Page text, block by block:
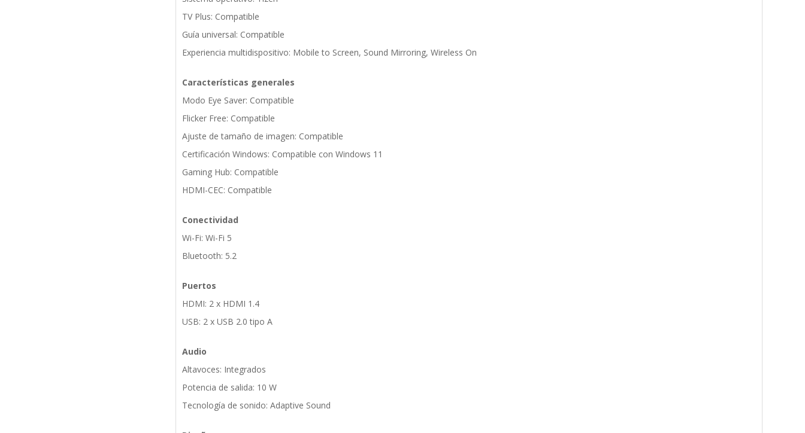
TV Plus: Compatible
Guía universal: Compatible
Experiencia multidispositivo: Mobile to Screen, Sound Mirroring, Wireless On
Características generales
Modo Eye Saver: Compatible
Flicker Free: Compatible
Ajuste de tamaño de imagen: Compatible
Certificación Windows: Compatible con Windows 11
Gaming Hub: Compatible
HDMI-CEC: Compatible
Conectividad
Wi-Fi: Wi-Fi 5
Bluetooth: 5.2
Puertos
HDMI: 2 x HDMI 1.4
USB: 2 x USB 2.0 tipo A
Audio
Altavoces: Integrados
Potencia de salida: 10 W
Tecnología de sonido: Adaptive Sound